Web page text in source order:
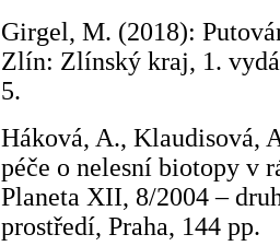
Girgel, M. (2018):
Zlín: Zlínský kraj, 1.
5.
Háková, A., Klaudisová,
péče o nelesní biotopy v
Planeta XII, 8/2004 –
prostředí, Praha, 144 pp.